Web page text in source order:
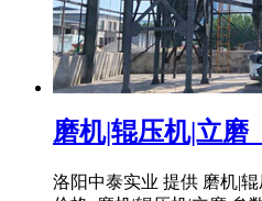
磨机|辊压机|立磨
洛阳中泰实业 提供 磨机|